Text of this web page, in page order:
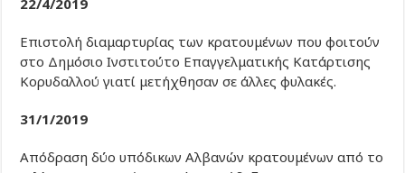
22/4/2019
Επιστολή διαμαρτυρίας των κρατουμένων που φοιτούν
στο Δημόσιο Ινστιτούτο Επαγγελματικής Κατάρτισης
Κορυδαλλού γιατί μετήχθησαν σε άλλες φυλακές.
31/1/2019
Απόδραση δύο υπόδικων Αλβανών κρατουμένων από το